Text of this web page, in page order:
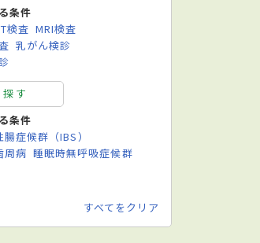
条件
検査 MRI検査
乳がん検診
す
条件
症候群（IBS）
周病 睡眠時無呼吸症候群
すべてをクリア